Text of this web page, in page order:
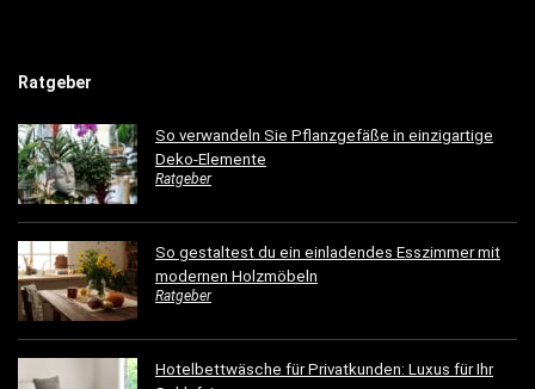
Ratgeber
So verwandeln Sie Pflanzgefäße in einzigartige
Deko-Elemente
Ratgeber
So gestaltest du ein einladendes Esszimmer mit
modernen Holzmöbeln
Ratgeber
Hotelbettwäsche für Privatkunden: Luxus für Ihr